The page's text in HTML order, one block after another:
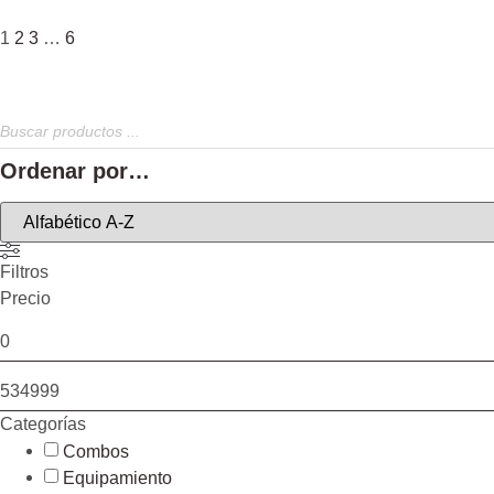
1 2 3 … 6
Ordenar por…
Filtros
Precio
Categorías
Combos
Equipamiento